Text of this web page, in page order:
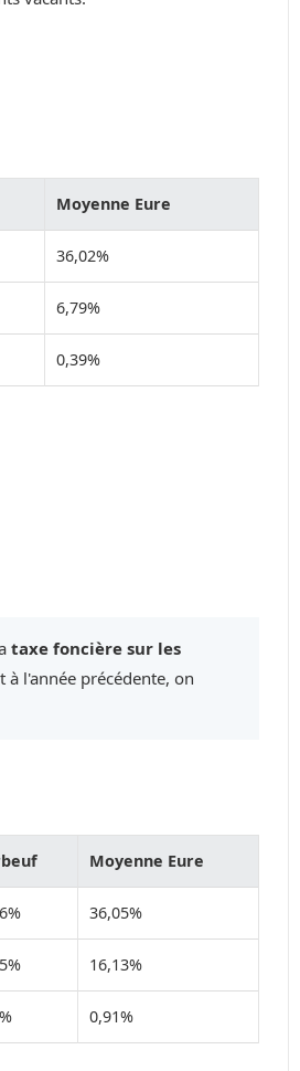
Moyenne Eure
36,02%
6,79%
0,39%
taxe foncière sur les
l'année précédente, on
Moyenne Eure
36,05%
16,13%
0,91%